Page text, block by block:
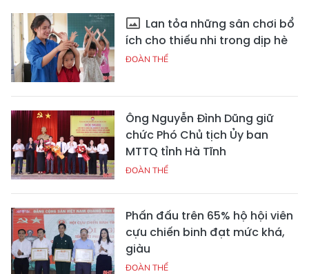
Lan tỏa những sân chơi bổ
ích cho thiếu nhi trong dịp hè
ĐOÀN THỂ
Ông Nguyễn Đình Dũng giữ
chức Phó Chủ tịch Ủy ban
MTTQ tỉnh Hà Tĩnh
ĐOÀN THỂ
Phấn đấu trên 65% hộ hội viên
cựu chiến binh đạt mức khá,
giàu
ĐOÀN THỂ